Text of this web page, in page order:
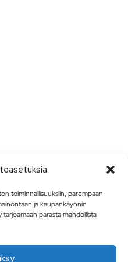
toiminnallisuuksiin, parempaan
ja kaupankäynnin
parasta mahdollista